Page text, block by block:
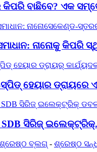
କିପରି ବାଛିବେ? ଏକ
ନାନୋକୁ କିପରି
ହେୟାର
SDB ସିରିଜ୍
ବ୍ଲଗ୍ - ଶ୍ରେଷ୍ଠ